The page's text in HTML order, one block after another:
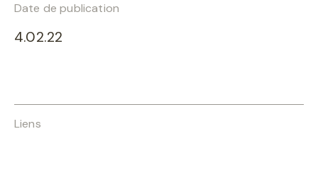
Date de publication
4.02.22
Liens